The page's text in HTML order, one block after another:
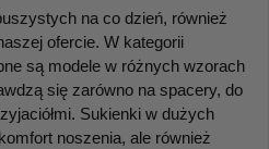
na co dzień, również
ofercie. W kategorii
są modele w różnych wzorach
się zarówno na spacery, do
Sukienki w dużych
noszenia, ale również